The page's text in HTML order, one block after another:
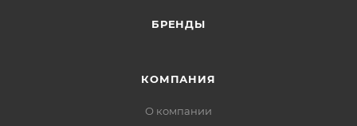
БРЕНДЫ
КОМПАНИЯ
О компании